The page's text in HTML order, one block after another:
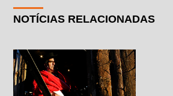
NOTÍCIAS RELACIONADAS